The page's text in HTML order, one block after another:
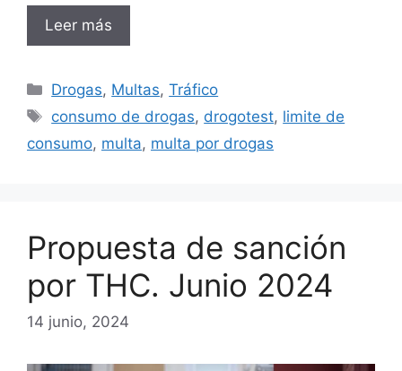
Leer más
Categorías
Drogas, Multas,Tráfico
Etiquetas
consumo de drogas, drogotest, limite de
consumo, multa, multa por drogas
Propuesta de sanción
por THC. Junio 2024
14 junio, 2024